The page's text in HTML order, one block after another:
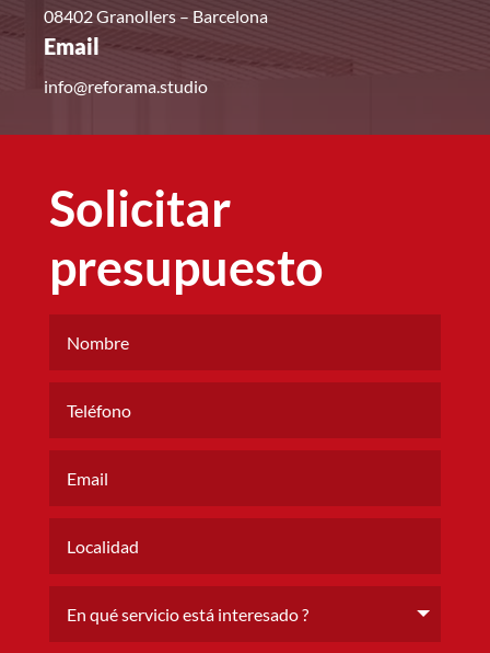
08402 Granollers – Barcelona
Email
info@reforama.studio
Solicitar
presupuesto